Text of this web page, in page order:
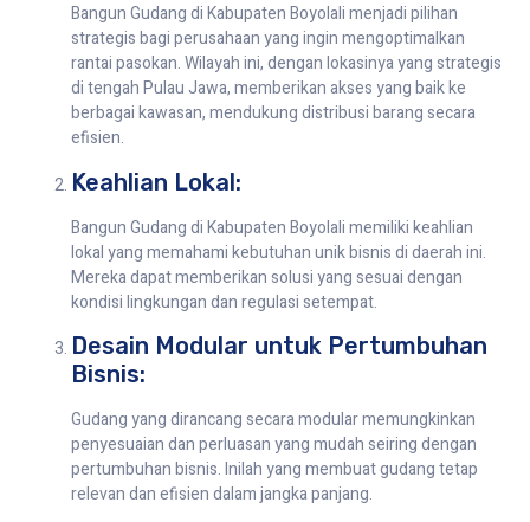
Bangun Gudang di Kabupaten Boyolali menjadi pilihan
strategis bagi perusahaan yang ingin mengoptimalkan
rantai pasokan. Wilayah ini, dengan lokasinya yang strategis
di tengah Pulau Jawa, memberikan akses yang baik ke
berbagai kawasan, mendukung distribusi barang secara
efisien.
Keahlian Lokal:
Bangun Gudang di Kabupaten Boyolali memiliki keahlian
lokal yang memahami kebutuhan unik bisnis di daerah ini.
Mereka dapat memberikan solusi yang sesuai dengan
kondisi lingkungan dan regulasi setempat.
Desain Modular untuk Pertumbuhan
Bisnis:
Gudang yang dirancang secara modular memungkinkan
penyesuaian dan perluasan yang mudah seiring dengan
pertumbuhan bisnis. Inilah yang membuat gudang tetap
relevan dan efisien dalam jangka panjang.